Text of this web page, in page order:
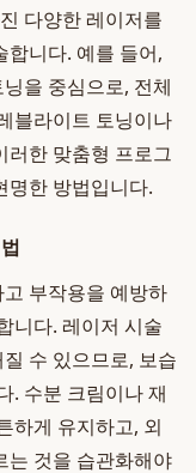
다양한 레이저를
합니다. 예를 들어,
을 중심으로, 전체
블라이트 토닝이나
러한 맞춤형 프로그
명한 방법입니다.
부작용을 예방하
니다. 레이저 시술
수 있으므로, 보습
. 수분 크림이나 재
하게 유지하고, 외
는 것을 습관화해야